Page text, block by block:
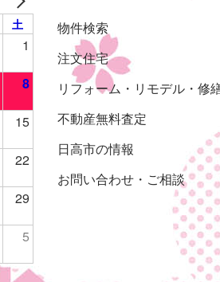
土
1
8
15
22
29
5
物件検索
注文住宅
リフォーム・リモデル・修
不動産無料査定
日高市の情報
お問い合わせ・ご相談